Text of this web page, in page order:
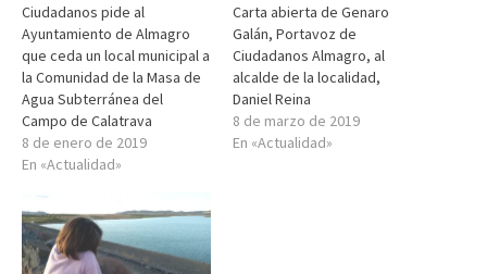
Ciudadanos pide al
Ayuntamiento de Almagro
que ceda un local municipal a
la Comunidad de la Masa de
Agua Subterránea del
Campo de Calatrava
8 de enero de 2019
En «Actualidad»
Carta abierta de Genaro
Galán, Portavoz de
Ciudadanos Almagro, al
alcalde de la localidad,
Daniel Reina
8 de marzo de 2019
En «Actualidad»